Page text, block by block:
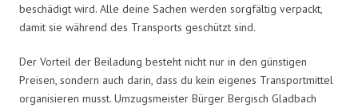
beschädigt wird. Alle deine Sachen werden sorgfältig verpackt,
damit sie während des Transports geschützt sind.
Der Vorteil der Beiladung besteht nicht nur in den günstigen
Preisen, sondern auch darin, dass du kein eigenes Transportmittel
organisieren musst. Umzugsmeister Bürger Bergisch Gladbach